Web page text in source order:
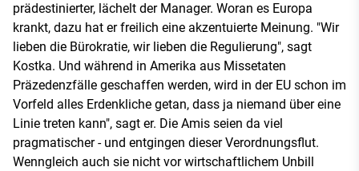
prädestinierter, lächelt der Manager. Woran es Europa
krankt, dazu hat er freilich eine akzentuierte Meinung. "Wir
lieben die Bürokratie, wir lieben die Regulierung", sagt
Kostka. Und während in Amerika aus Missetaten
Präzedenzfälle geschaffen werden, wird in der EU schon im
Vorfeld alles Erdenkliche getan, dass ja niemand über eine
Linie treten kann", sagt er. Die Amis seien da viel
pragmatischer - und entgingen dieser Verordnungsflut.
Wenngleich auch sie nicht vor wirtschaftlichem Unbill